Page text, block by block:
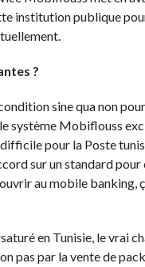
institution publique
?
sine qua non
système Mobiflouss
pour la Poste
sur un standard
au mobile
en Tunisie, le vrai
pas par la vente de